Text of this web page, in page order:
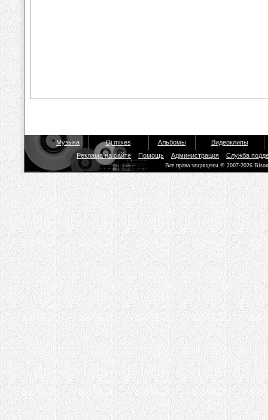
Музыка Dj mixes Альбомы
Видеоклипы
Реклама на сайте
Помощь Администрация Служба
Все права защищены © 2007-2026